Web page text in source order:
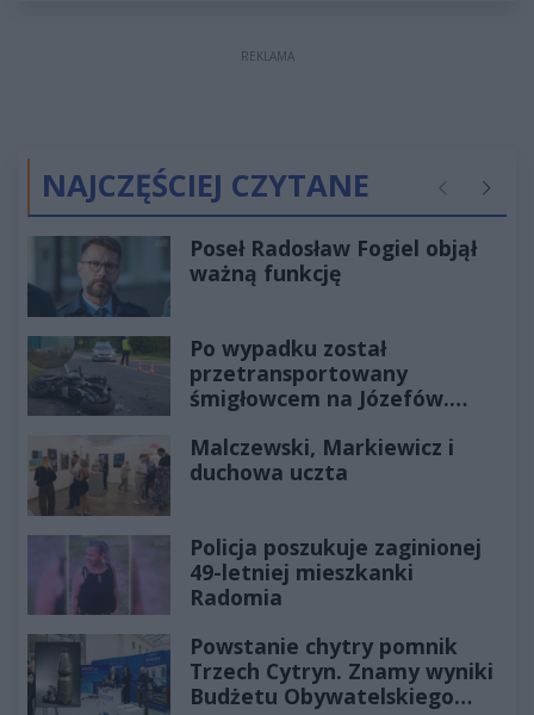
REKLAMA
NAJCZĘŚCIEJ CZYTANE Poprzednie
Poseł Radosław Fogiel objął
ważną funkcję
Po wypadku został
przetransportowany
śmigłowcem na Józefów.
Malczewski, Markiewicz i
duchowa uczta
Policja poszukuje zaginionej
49-letniej mieszkanki
Radomia
Powstanie chytry pomnik
Trzech Cytryn. Znamy wyniki
Budżetu Obywatelskiego